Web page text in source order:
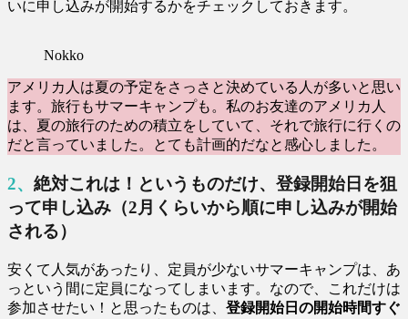
いに申し込みが開始するかをチェックしておきます。
Nokko
アメリカ人は夏の予定をさっさと決めている人が多いと思い
ます。旅行もサマーキャンプも。私のお友達のアメリカ人
は、夏の旅行のための積立をしていて、それで旅行に行くの
だと言っていました。とても計画的だなと感心しました。
2、絶対これは！というものだけ、登録開始日を狙
って申し込み（2月くらいから順に申し込みが開始
される）
安くて人気があったり、定員が少ないサマーキャンプは、あ
っという間に定員になってしまいます。なので、これだけは
参加させたい！と思ったものは、 登録開始日の開始時間すぐ